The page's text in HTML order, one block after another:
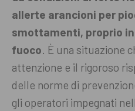
allerte arancioni per
smottamenti, proprio
fuoco. È una situazione
attenzione e il rigoroso
delle norme di
gli operatori impegnati